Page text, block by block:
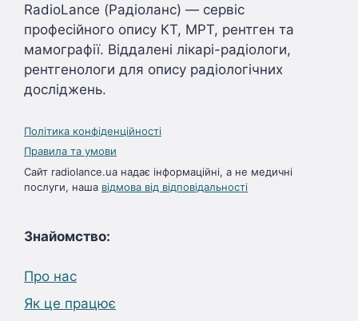
RadioLance (Радіоланс) — сервіс
професійного опису КТ, МРТ, рентген та
мамографії. Віддалені лікарі-радіологи,
рентгенологи для опису радіологічних
досліджень.
Політика конфіденційності
Правила та умови
Сайт radiolance.ua надає інформаційні, а не медичні
послуги, наша відмова від відповідальності
Знайомство:
Про нас
Як це працює